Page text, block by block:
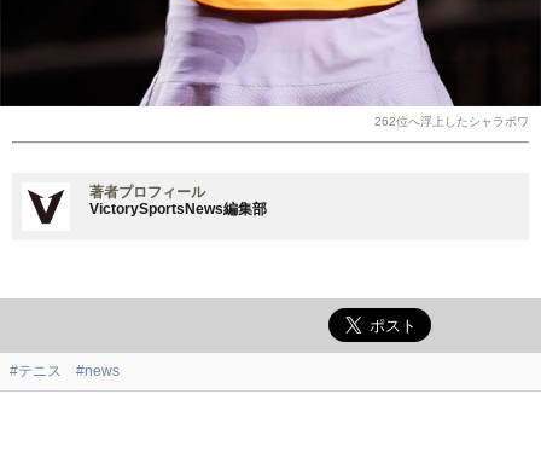
262位へ浮上したシャラポワ
著者プロフィール
VictorySportsNews編集部
#テニス #news